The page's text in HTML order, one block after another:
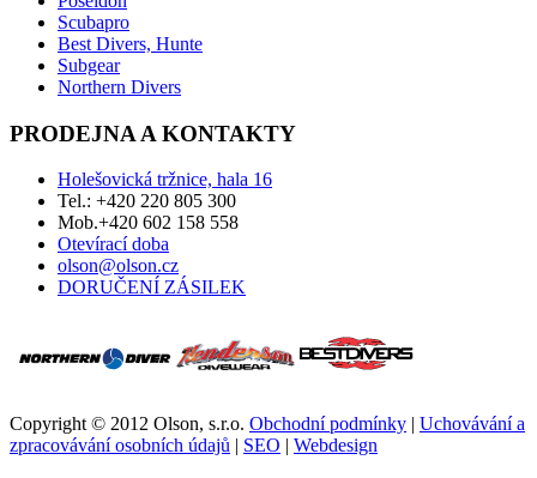
Scubapro
Best Divers, Hunte
Subgear
Northern Divers
PRODEJNA A KONTAKTY
Holešovická tržnice, hala 16
Tel.: +420 220 805 300
Mob.+420 602 158 558
Otevírací doba
olson@olson.cz
DORUČENÍ ZÁSILEK
Copyright © 2012 Olson, s.r.o. Obchodní podmínky
Uchovávání a
zpracovávání osobních údajů
SEO
Webdesign